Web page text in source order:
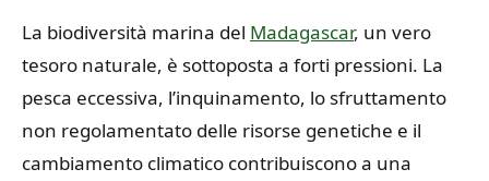
La biodiversità marina del Madagascar, un vero
tesoro naturale, è sottoposta a forti pressioni. La
pesca eccessiva, l’inquinamento, lo sfruttamento
non regolamentato delle risorse genetiche e il
cambiamento climatico contribuiscono a una